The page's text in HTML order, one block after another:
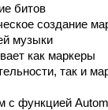
битов
создание
музыки
как маркеры
так и
с функцией